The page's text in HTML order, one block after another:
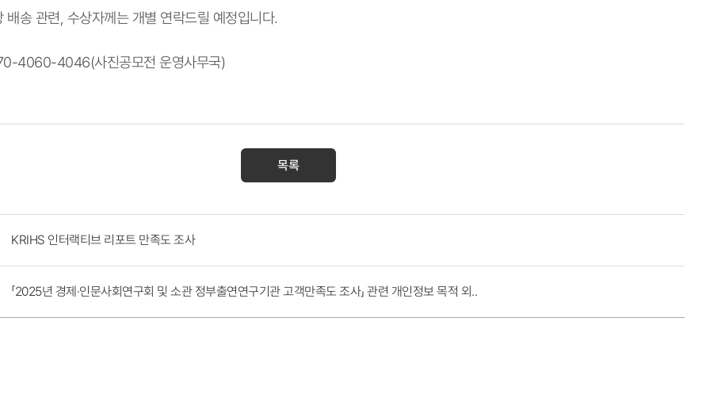
배송 관련, 수상자께는 개별 연락드릴 예정입니다.
4060-4046(사진공모전 운영사무국)
목록
KRIHS 인터랙티브 리포트 만족도 조사
「2025년 경제·인문사회연구회 및 소관 정부출연연구기관 고객만족도 조사」 관련 개인정보 목적 외..